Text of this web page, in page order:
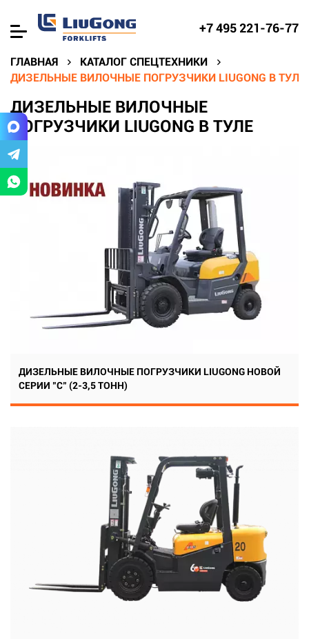
+7 495 221-76-77
ГЛАВНАЯ
КАТАЛОГ СПЕЦТЕХНИКИ
ДИЗЕЛЬНЫЕ ВИЛОЧНЫЕ ПОГРУЗЧИКИ LIUGONG В ТУЛЕ
ДИЗЕЛЬНЫЕ ВИЛОЧНЫЕ
ПОГРУЗЧИКИ LIUGONG В ТУЛЕ
ДИЗЕЛЬНЫЕ ВИЛОЧНЫЕ ПОГРУЗЧИКИ LIUGONG НОВОЙ
СЕРИИ "C" (2-3,5 ТОНН)